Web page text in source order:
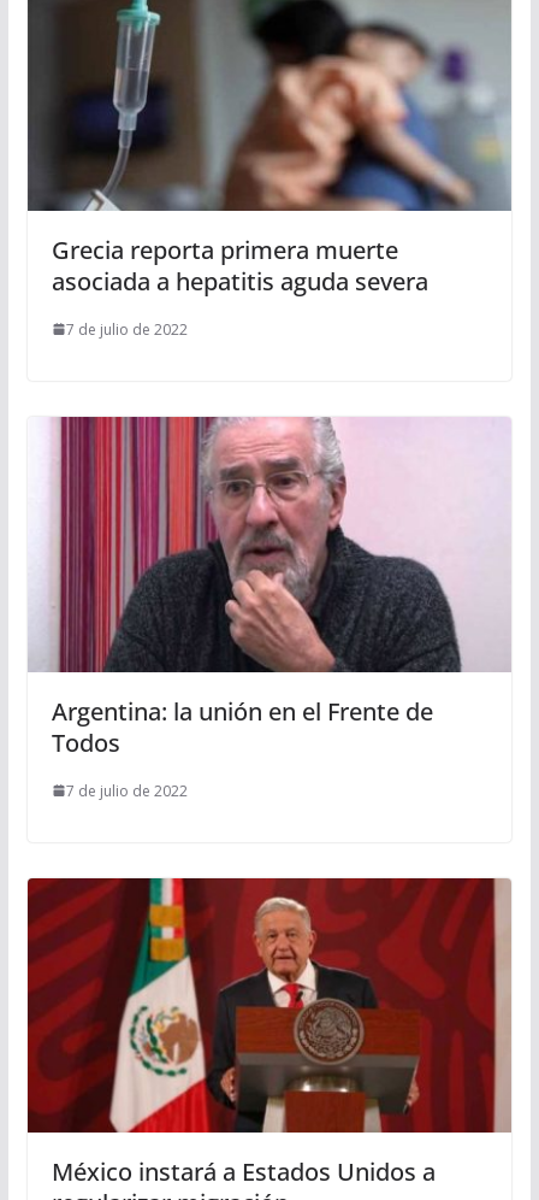
Grecia reporta primera muerte
asociada a hepatitis aguda severa
7 de julio de 2022
Argentina: la unión en el Frente de
Todos
7 de julio de 2022
México instará a Estados Unidos a